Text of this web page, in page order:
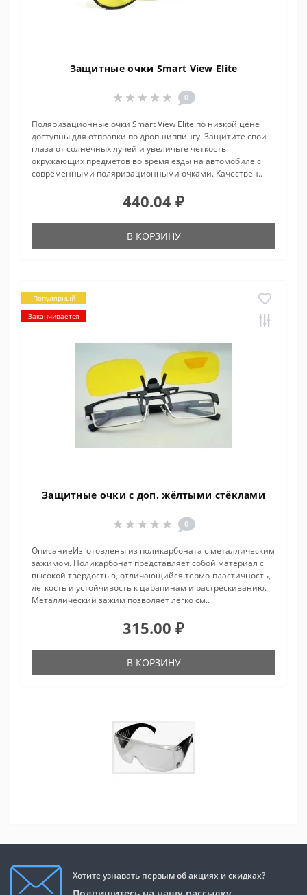
Защитные очки Smart View Elite
0
Поляризационные очки Smart View Elite по низкой цене
доступны для отправки по дропшиппингу. Защитите свои
глаза от солнечных лучей и увеличьте четкость
окружающих предметов во время езды на автомобиле с
современными поляризационными очками. Качествен..
440.04 ₽
В КОРЗИНУ
Популярный
Заканчивается
Защитные очки с доп. жёлтыми стёклами
0
ОписаниеИзготовлены из поликарбоната с металлическим
зажимом. Поликарбонат представляет собой материал с
высокой твердостью, отличающийся термо-пластичность,
легкость и устойчивость к царапинам и растрескиванию.
Металлический зажим позволяет легко см..
315.00 ₽
В КОРЗИНУ
Хотите узнавать первым об акциях и скидках?